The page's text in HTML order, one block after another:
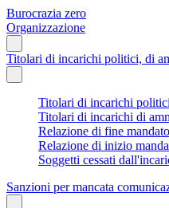
Burocrazia zero
Organizzazione
Titolari di incarichi politici, di
Titolari di incarichi
Titolari di incarichi di
Relazione di fine mandato
Relazione di inizio
Soggetti cessati
Sanzioni per mancata